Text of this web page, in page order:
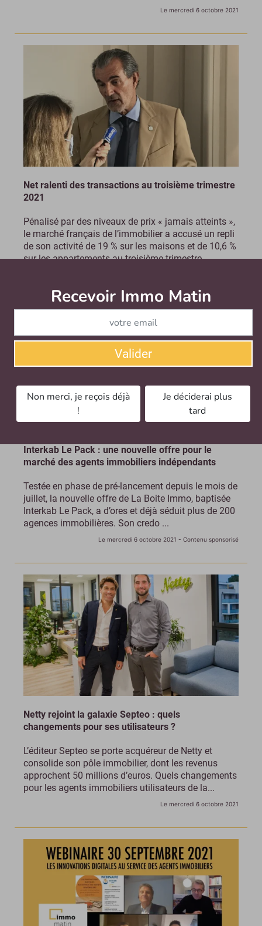
Le mercredi 6 octobre 2021
Net ralenti des transactions au troisième trimestre
2021
Pénalisé par des niveaux de prix « jamais atteints »,
le marché français de l’immobilier a accusé un repli
de son activité de 19 % sur les maisons et de 10,6 %
sur les appartements au troisième trimestre...
Interkab Le Pack : une nouvelle offre pour le
marché des agents immobiliers indépendants
Testée en phase de pré-lancement depuis le mois de
juillet, la nouvelle offre de La Boite Immo, baptisée
Interkab Le Pack, a d’ores et déjà séduit plus de 200
agences immobilières. Son credo ...
Le mercredi 6 octobre 2021 - Contenu sponsorisé
Netty rejoint la galaxie Septeo : quels
changements pour ses utilisateurs ?
L’éditeur Septeo se porte acquéreur de Netty et
consolide son pôle immobilier, dont les revenus
approchent 50 millions d’euros. Quels changements
pour les agents immobiliers utilisateurs de la...
Le mercredi 6 octobre 2021
Recevoir Immo Matin
Valider
Non merci, je reçois déjà
!
Je déciderai plus
tard